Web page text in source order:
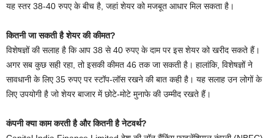
यह स्तर 38-40 रुपए के बीच है, जहां शेयर को मजबूत आधार मिल सकता है।
कितनी जा सकती है शेयर की कीमत?
विशेषज्ञों की सलाह है कि आप 38 से 40 रुपए के दाम पर इस शेयर को खरीद सकते हैं।
अगर सब कुछ सही रहा, तो इसकी कीमत 46 तक जा सकती है। हालांकि, विशेषज्ञों ने
सावधानी के लिए 35 रुपए पर स्टॉप-लॉस रखने की बात कही है। यह सलाह उन लोगों के
लिए उपयोगी है जो शेयर बाजार में छोटे-मोटे मुनाफे की उम्मीद रखते हैं।
कंपनी क्या काम करती है और कितनी है नेटवर्थ?